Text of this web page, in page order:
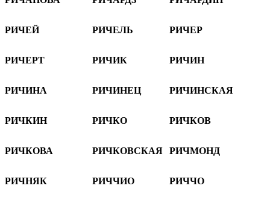
РИЧЕЙ РИЧЕЛЬ РИЧЕР
РИЧЕРТ РИЧИК РИЧИН
РИЧИНА РИЧИНЕЦ РИЧИНСКАЯ
РИЧКИН РИЧКО РИЧКОВ
РИЧКОВА РИЧКОВСКАЯ РИЧМОНД
РИЧНЯК РИЧЧИО РИЧЧО